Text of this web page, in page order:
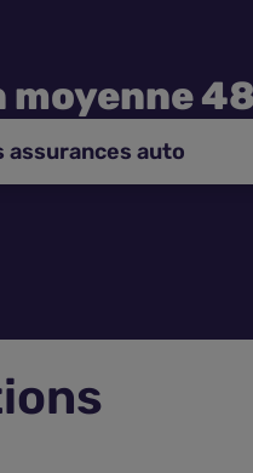
moyenne
assurances auto